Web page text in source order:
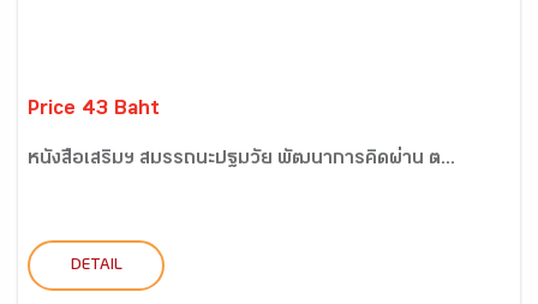
Price 43 Baht
หนังสือเสริมฯ สมรรถนะปฐมวัย พัฒนาการคิดผ่าน ต...
DETAIL